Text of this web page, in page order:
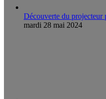
Découverte du
mardi 28 mai 2024